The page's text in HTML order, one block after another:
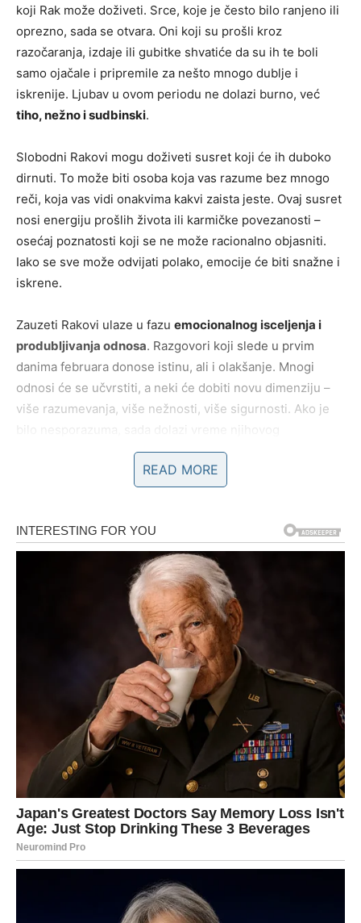
koji Rak može doživeti. Srce, koje je često bilo ranjeno ili
oprezno, sada se otvara. Oni koji su prošli kroz
razočaranja, izdaje ili gubitke shvatiće da su ih te boli
samo ojačale i pripremile za nešto mnogo dublje i
iskrenije. Ljubav u ovom periodu ne dolazi burno, već
tiho, nežno i sudbinski.
Slobodni Rakovi mogu doživeti susret koji će ih duboko
dirnuti. To može biti osoba koja vas razume bez mnogo
reči, koja vas vidi onakvima kakvi zaista jeste. Ovaj susret
nosi energiju prošlih života ili karmičke povezanosti –
osećaj poznatosti koji se ne može racionalno objasniti.
Iako se sve može odvijati polako, emocije će biti snažne i
iskrene.
Zauzeti Rakovi ulaze u fazu emocionalnog isceljenja i
produbljivanja odnosa. Razgovori koji slede u prvim
danima februara donose istinu, ali i olakšanje. Mnogi
odnosi će se učvrstiti, a neki će dobiti novu dimenziju –
više razumevanja, više nežnosti, više sigurnosti. Ako je
bilo nesporazuma, sada dolazi vreme njihovog
Na porodičnom planu, Rak oseća posebnu povezanost sa
razgovore sa članovima porodice, pomirenja ili trenutke
koji vraćaju osećaj pripadnosti. Shvatićete koliko ste
potrebni drugima, ali i koliko vam znači da imate nekoga
ko vas bezuslovno prihvata. Porodica i dom postaju izvor
Poslovno i finansijski, prvi dani februara donose
stabilizaciju i nadu. Rakovi koji su brinuli zbog novca ili
budućnosti mogu osetiti olakšanje. Ne mora se odmah
pojaviti veliki dobitak, ali dolaze znaci da se stvari kreću u
pravom smeru. Mogući su novi predlozi, ideje ili podrška
osobe koja vam želi dobro. Važno je da verujete sebi i
svojim sposobnostima – one su veće nego što mislite.
Posebno je važno istaći da Rak u ovom periodu ima
da privlači ono što mu je potrebno
priželjkivali promenu posla, poboljšanje uslova ili priliku
da pokažete svoje talente, prvi dani februara mogu doneti
upravo taj impuls. Sve što radite iz srca sada ima šansu
READ MORE